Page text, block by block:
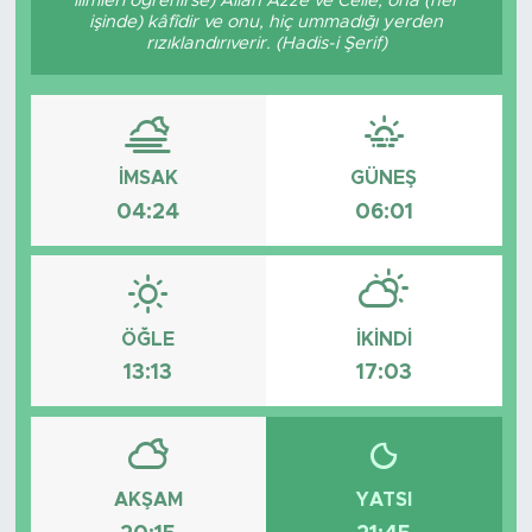
işinde) kâfîdir ve onu, hiç ummadığı yerden
rızıklandırıverir. (Hadis-i Şerif)
İMSAK
04:24
GÜNEŞ
06:01
ÖĞLE
13:13
İKINDI
17:03
AKŞAM YATSI
Söyleşi
Foto Şaka
Teknoloji
Politika